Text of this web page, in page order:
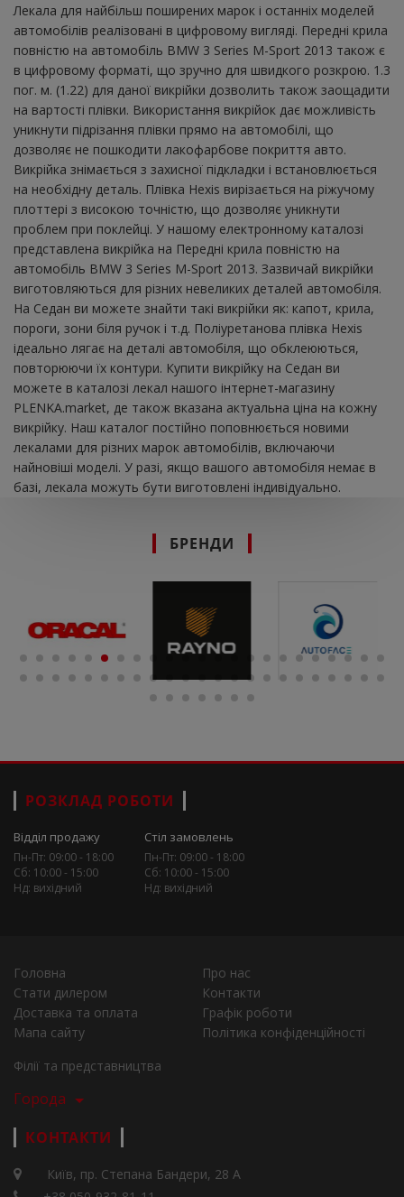
Лекала для найбільш поширених марок і останніх моделей
автомобілів реалізовані в цифровому вигляді. Передні крила
повністю на автомобіль BMW 3 Series M-Sport 2013 також є
в цифровому форматі, що зручно для швидкого розкрою. 1.3
пог. м. (1.22) для даної викрійки дозволить також заощадити
на вартості плівки. Використання викрійок дає можливість
уникнути підрізання плівки прямо на автомобілі, що
дозволяє не пошкодити лакофарбове покриття авто.
Викрійка знімається з захисної підкладки і встановлюється
на необхідну деталь. Плівка Hexis вирізається на ріжучому
плоттері з високою точністю, що дозволяє уникнути
проблем при поклейці. У нашому електронному каталозі
представлена ​​викрійка на Передні крила повністю на
автомобіль BMW 3 Series M-Sport 2013. Зазвичай викрійки
виготовляються для різних невеликих деталей автомобіля.
На Седан ви можете знайти такі викрійки як: капот, крила,
пороги, зони біля ручок і т.д. Поліуретанова плівка Hexis
ідеально лягає на деталі автомобіля, що обклеюються,
повторюючи їх контури. Купити викрійку на Седан ви
можете в каталозі лекал нашого інтернет-магазину
PLENKA.market, де також вказана актуальна ціна на кожну
викрійку. Наш каталог постійно поповнюється новими
лекалами для різних марок автомобілів, включаючи
найновіші моделі. У разі, якщо вашого автомобіля немає в
базі, лекала можуть бути виготовлені індивідуально.
БРЕНДИ
РОЗКЛАД РОБОТИ
Відділ продажу
Пн-Пт: 09:00 - 18:00
Сб: 10:00 - 15:00
Нд: вихідний
Стіл замовлень
Пн-Пт: 09:00 - 18:00
Сб: 10:00 - 15:00
Нд: вихідний
Головна
Про нас
Стати дилером
Контакти
Доставка та оплата
Графік роботи
Мапа сайту
Політика конфіденційності
Філії та представництва
Города
КОНТАКТИ
Київ, пр. Степана Бандери, 28 А